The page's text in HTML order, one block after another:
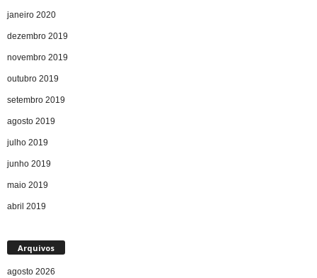
janeiro 2020
dezembro 2019
novembro 2019
outubro 2019
setembro 2019
agosto 2019
julho 2019
junho 2019
maio 2019
abril 2019
Arquivos
agosto 2026